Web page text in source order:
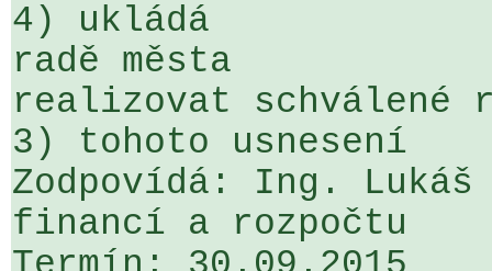
4) ukládá
radě města
realizovat schválené
3) tohoto usnesení
Zodpovídá: Ing.
financí a rozpočtu